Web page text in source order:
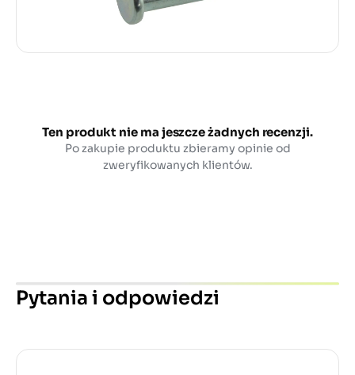
Ten produkt nie ma jeszcze żadnych recenzji.
Po zakupie produktu zbieramy opinie od
zweryfikowanych klientów.
Pytania i odpowiedzi